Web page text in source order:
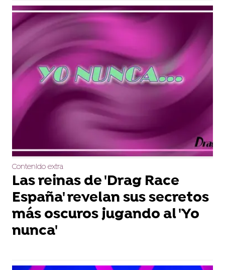
Contenido extra
Las reinas de 'Drag Race
España' revelan sus secretos
más oscuros jugando al 'Yo
nunca'